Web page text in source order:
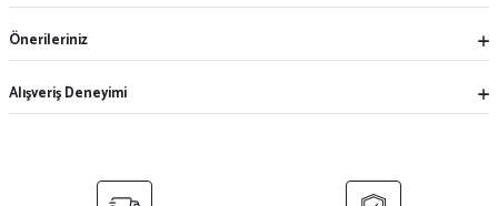
Önerileriniz
Alışveriş Deneyimi